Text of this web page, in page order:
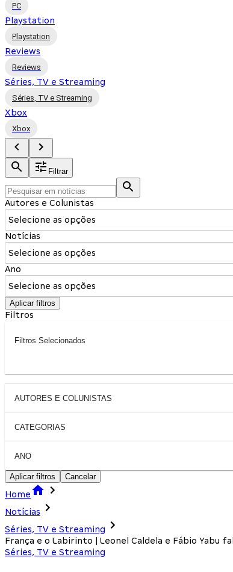
PC
Playstation
Playstation
Reviews
Reviews
Séries, TV e Streaming
Séries, TV e Streaming
Xbox
Xbox
Filtrar
Autores e Colunistas
Selecione as opções
Notícias
Selecione as opções
Ano
Selecione as opções
Aplicar filtros
Filtros
Filtros Selecionados
AUTORES E COLUNISTAS
CATEGORIAS
ANO
Aplicar filtros Cancelar
Home
Notícias
Séries, TV e Streaming
França e o Labirinto | Leonel Caldela e Fábio Yabu
Séries, TV e Streaming